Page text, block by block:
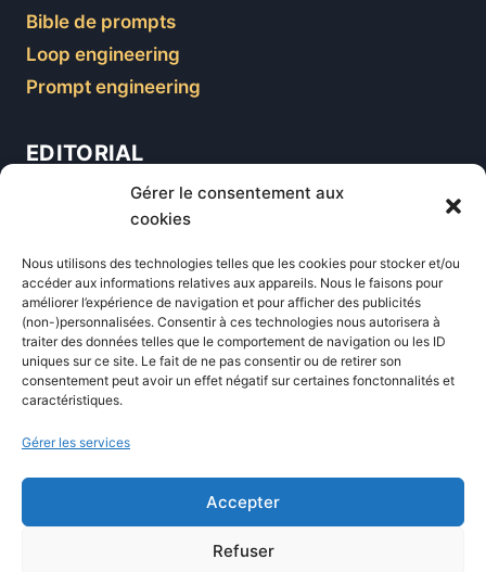
Gérer le consentement aux
cookies
Nous utilisons des technologies telles que les cookies pour stocker et/ou
accéder aux informations relatives aux appareils. Nous le faisons pour
améliorer l’expérience de navigation et pour afficher des publicités
(non-)personnalisées. Consentir à ces technologies nous autorisera à
traiter des données telles que le comportement de navigation ou les ID
uniques sur ce site. Le fait de ne pas consentir ou de retirer son
consentement peut avoir un effet négatif sur certaines fonctonnalités et
caractéristiques.
Gérer les services
Accepter
Refuser
Bible de prompts
Loop engineering
Prompt engineering
EDITORIAL
Formations
Newsletter
Équipe éditoriale
Politique éditoriale
Méthodologie de test
Transparence et affiliation
CritiquePlus dans les médias